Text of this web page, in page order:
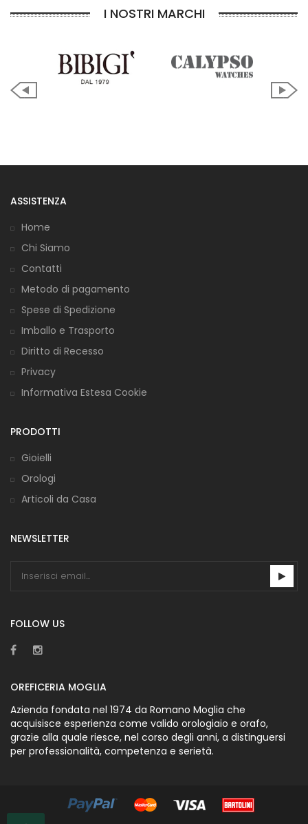
I NOSTRI MARCHI
ASSISTENZA
Home
Chi Siamo
Contatti
Metodo di pagamento
Spese di Spedizione
Imballo e Trasporto
Diritto di Recesso
Privacy
Informativa Estesa Cookie
PRODOTTI
Gioielli
Orologi
Articoli da Casa
NEWSLETTER
FOLLOW US
OREFICERIA MOGLIA
Azienda fondata nel 1974 da Romano Moglia che
acquisisce esperienza come valido orologiaio e orafo,
grazie alla quale riesce, nel corso degli anni, a distinguersi
per professionalità, competenza e serietà.